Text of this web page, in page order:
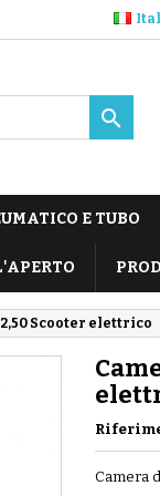

E TUBO
Scooter elettrico
Camera